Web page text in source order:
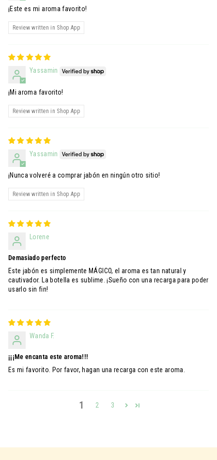
¡Este es mi aroma favorito!
Review written in Shop App
Yassamin
¡Mi aroma favorito!
Review written in Shop App
Yassamin
¡Nunca volveré a comprar jabón en ningún otro sitio!
Review written in Shop App
Lorene
Demasiado perfecto
Este jabón es simplemente MÁGICO, el aroma es tan natural y
cautivador. La botella es sublime. ¡Sueño con una recarga para poder
usarlo sin fin!
Wanda F.
¡¡¡Me encanta este aroma!!!
Es mi favorito. Por favor, hagan una recarga con este aroma.
1 2 3